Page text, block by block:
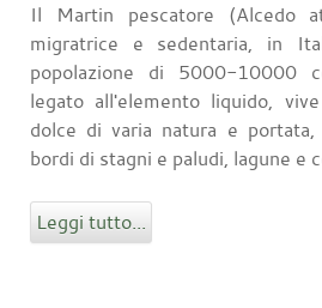
Il Martin pescatore (Alcedo
migratrice e sedentaria, in
popolazione di 5000-10000
legato all'elemento liquido,
dolce di varia natura e
bordi di stagni e paludi, lagune e
Leggi tutto...